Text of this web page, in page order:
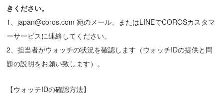
きください。
1、 japan@coros.com 宛のメール、またはLINEでCOROSカスタマ
ーサービスに連絡してください。
2、担当者がウォッチの状況を確認します（ウォッチIDの提供と問
題の説明をお願い致します）。
【ウォッチIDの確認方法】